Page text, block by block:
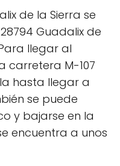
de la Sierra se
Guadalix de
llegar al
carretera M-107
hasta llegar a
se puede
y bajarse en la
encuentra a unos